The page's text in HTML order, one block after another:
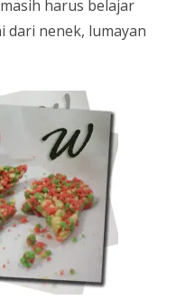
harus belajar
dari nenek, lumayan